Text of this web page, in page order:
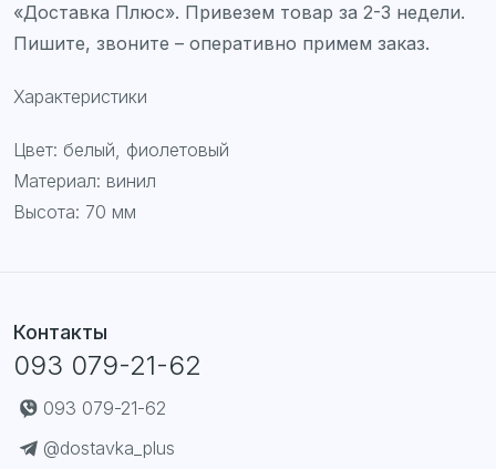
«Доставка Плюс». Привезем товар за 2-3 недели.
Пишите, звоните – оперативно примем заказ.
Характеристики
Цвет: белый, фиолетовый
Материал: винил
Высота: 70 мм
Контакты
093 079-21-62
093 079-21-62
@dostavka_plus